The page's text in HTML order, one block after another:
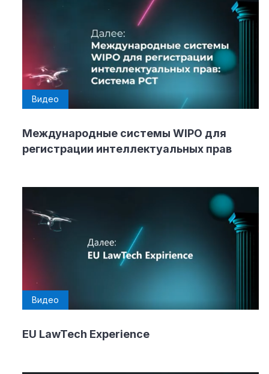
Видео
Международные системы WIPO для
регистрации интеллектуальных прав
Видео
EU LawTech Experience